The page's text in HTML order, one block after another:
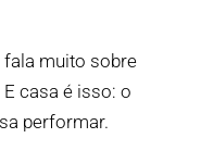
fala muito sobre
casa é isso: o
performar.